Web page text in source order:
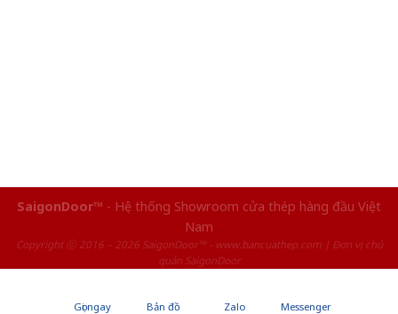
SaigonDoor™ - Hệ thống Showroom cửa thép hàng đầu Việt
Nam
Copyright ⓒ 2016 – 2026 SaigonDoor™ - www.bancuathep.com | Đơn vị chủ
quản SaigonDoor
Gọi ngay Bản đồ Zalo Messenger